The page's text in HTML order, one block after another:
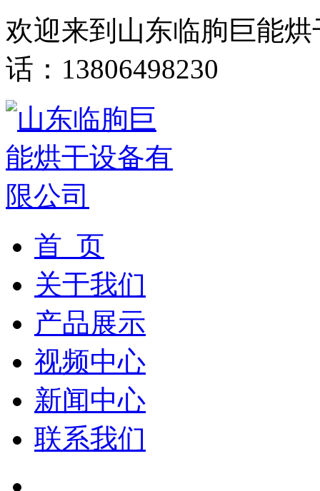
欢迎来到山东临朐巨能
话：13806498230
首 页
关于我们
产品展示
视频中心
新闻中心
联系我们